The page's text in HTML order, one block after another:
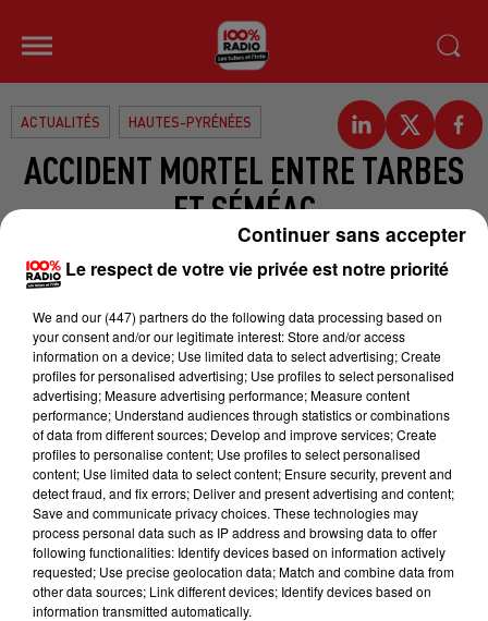
ACTUALITÉS HAUTES-PYRÉNÉES
ACCIDENT MORTEL ENTRE TARBES
ET SÉMÉAC
Un jeune homme de 28 ans a perdu
la vie hier. Il venait de doubler une
autre voiture sur le pont Saint-Frai
lorsqu’il a perdu le contrôle de son
véhicule. Il a fait une chute de près
de dix mètres. Transporté à l’hôpital
de Tarbes, il n’a pas survécu. Dans
l’autre voiture, une personne âgée
de 87 ans. Elle a été légèrement
blessée. Une enquête est en cours.
Publié : 25 septembre 2015 à 8h16
Le respect de votre vie privée est notre priorité
We and our (447) partnersdo the following data processing based on
your consent and/or our legitimate interest: Store and/or access
information on a device; Use limited data to select advertising; Create
profiles for personalised advertising; Use profiles to select personalised
advertising; Measure advertising performance; Measure content
performance; Understand audiences through statistics or combinations
of data from different sources; Develop and improve services; Create
profiles to personalise content; Use profiles to select personalised
content; Use limited data to select content; Ensure security, prevent and
detect fraud, and fix errors; Deliver and present advertising and content;
Save and communicate privacy choices. These technologies may
process personal data such as IP address and browsing data to offer
following functionalities: Identify devices based on information actively
requested; Use precise geolocation data; Match and combine data from
other data sources; Link different devices; Identify devices based on
information transmitted automatically.
Continuer sans accepter